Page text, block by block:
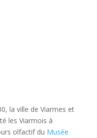
la ville de Viarmes et
les Viarmois à
olfactif du Musée